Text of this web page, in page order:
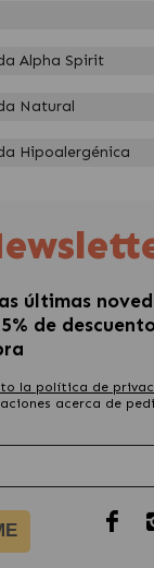
Alpha Spirit
Natural
Hipoalergénica
últimas
de
la política de
acerca de